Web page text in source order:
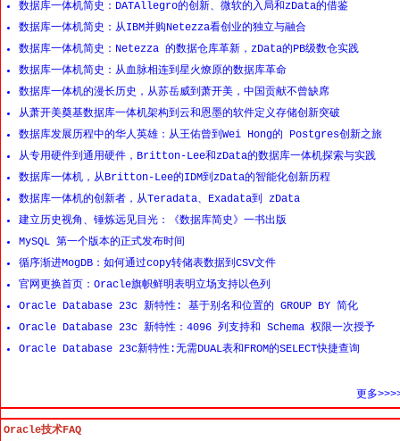
数据库一体机简史：DATAllegro的创新、微软的入局和zData的借鉴
数据库一体机简史：从IBM并购Netezza看创业的独立与融合
数据库一体机简史：Netezza 的数据仓库革新，zData的PB级数仓实践
数据库一体机简史：从血脉相连到星火燎原的数据库革命
数据库一体机的漫长历史，从苏岳威到萧开美，中国贡献不曾缺席
从萧开美奠基数据库一体机架构到云和恩墨的软件定义存储创新突破
数据库发展历程中的华人英雄：从王佑曾到Wei Hong的 Postgres创新之旅
从专用硬件到通用硬件，Britton-Lee和zData的数据库一体机探索与实践
数据库一体机，从Britton-Lee的IDM到zData的智能化创新历程
数据库一体机的创新者，从Teradata、Exadata到 zData
建立历史视角、锤炼远见目光：《数据库简史》一书出版
MySQL 第一个版本的正式发布时间
循序渐进MogDB：如何通过copy转储表数据到CSV文件
官网更换首页：Oracle旗帜鲜明表明立场支持以色列
Oracle Database 23c 新特性: 基于别名和位置的 GROUP BY 简化
Oracle Database 23c 新特性：4096 列支持和 Schema 权限一次授予
Oracle Database 23c新特性:无需DUAL表和FROM的SELECT快捷查询
更多
Oracle技术FAQ